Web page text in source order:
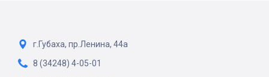
г.Губаха, пр.Ленина, 44а
8 (34248) 4-05-01